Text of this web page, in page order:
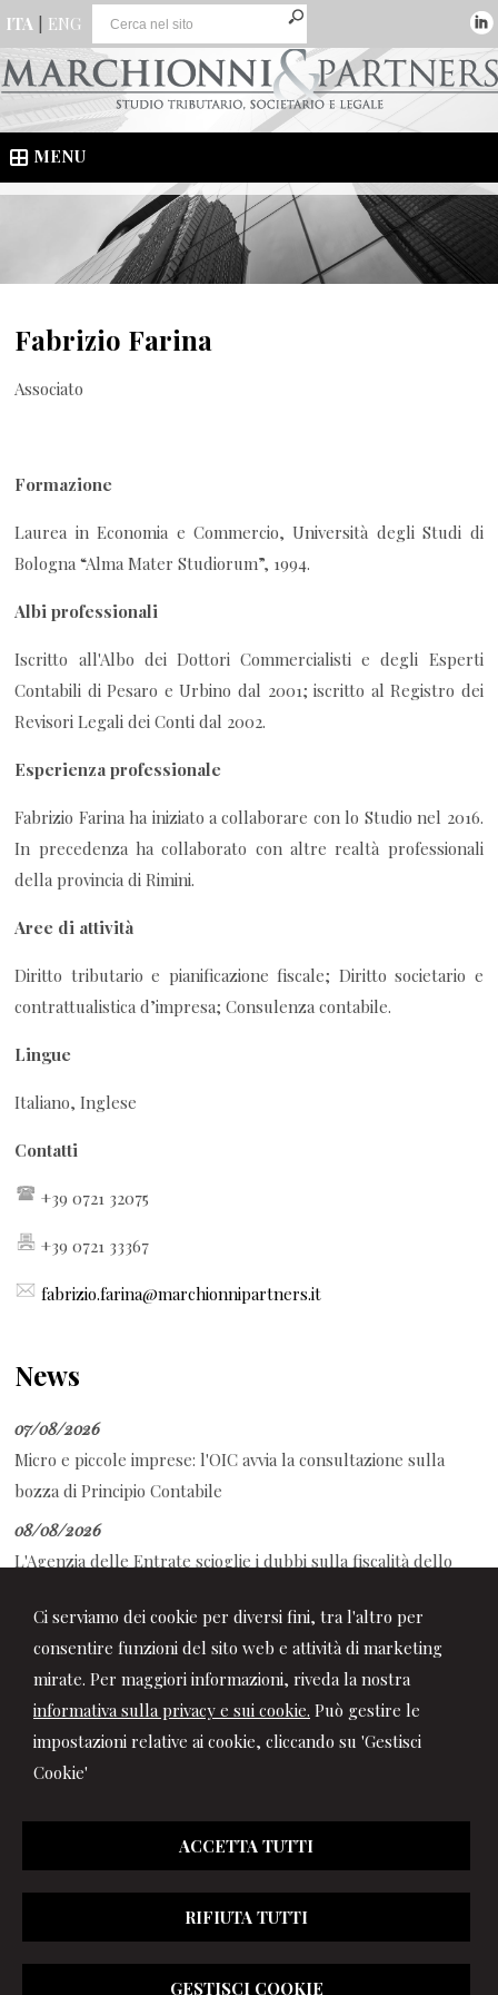
Ci serviamo dei cookie per diversi fini, tra l'altro per
consentire funzioni del sito web e attività di marketing
mirate. Per maggiori informazioni, riveda la nostra
informativa sulla privacy e sui cookie. Può gestire le
impostazioni relative ai cookie, cliccando su 'Gestisci
Cookie'
ACCETTA TUTTI
RIFIUTA TUTTI
GESTISCI COOKIE
ITA ENG
MENU
Fabrizio Farina
Associato
Formazione
Laurea in Economia e Commercio, Università degli Studi di
Bologna “Alma Mater Studiorum”, 1994.
Albi professionali
Iscritto all'Albo dei Dottori Commercialisti e degli Esperti
Contabili di Pesaro e Urbino dal 2001; iscritto al Registro dei
Revisori Legali dei Conti dal 2002.
Esperienza professionale
Fabrizio Farina ha iniziato a collaborare con lo Studio nel 2016.
In precedenza ha collaborato con altre realtà professionali
della provincia di Rimini.
Aree di attività
Diritto tributario e pianificazione fiscale; Diritto societario e
contrattualistica d’impresa; Consulenza contabile.
Lingue
Italiano, Inglese
Contatti
+39 0721 32075
+39 0721 33367
fabrizio.farina@marchionnipartners.it
News
07/08/2026
Micro e piccole imprese: l'OIC avvia la consultazione sulla
bozza di Principio Contabile
08/08/2026
L'Agenzia delle Entrate scioglie i dubbi sulla fiscalità dello
08/08/2026
Decreto PA: tutte le novità in Gazzetta Ufficiale
© 2026 Copyright Studio Marchionni & Partners. Tutti i diritti